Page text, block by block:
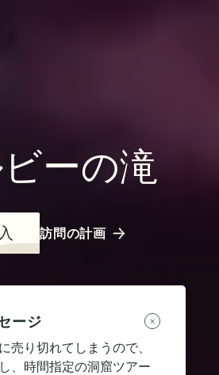
ーの滝
訪問の計画
ージ
売り切れてしまうので、
、時間指定の洞窟ツアー